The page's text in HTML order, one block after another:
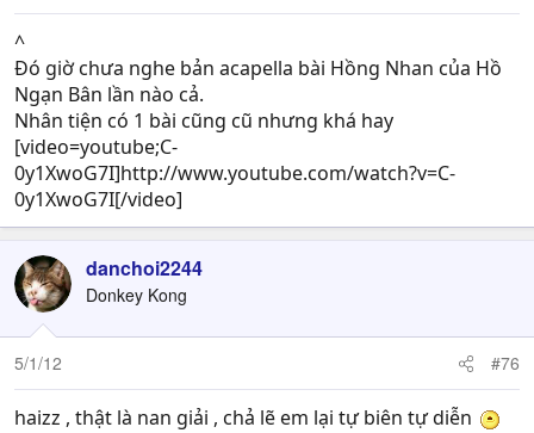
^
Đó giờ chưa nghe bản acapella bài Hồng Nhan của Hồ
Ngạn Bân lần nào cả.
Nhân tiện có 1 bài cũng cũ nhưng khá hay
[video=youtube;C-
0y1XwoG7I]http://www.youtube.com/watch?v=C-
0y1XwoG7I[/video]
danchoi2244
Donkey Kong
5/1/12 #76
haizz , thật là nan giải , chả lẽ em lại tự biên tự diễn